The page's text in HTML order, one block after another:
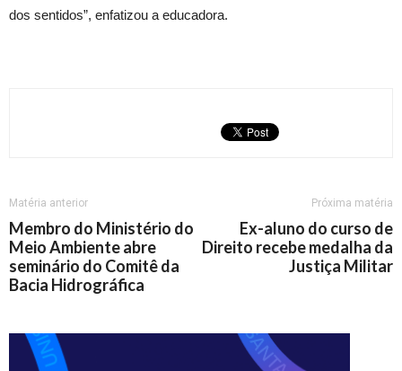
dos sentidos”, enfatizou a educadora.
Matéria anterior
Membro do Ministério do
Meio Ambiente abre
seminário do Comitê da
Bacia Hidrográfica
Próxima matéria
Ex-aluno do curso de
Direito recebe medalha da
Justiça Militar